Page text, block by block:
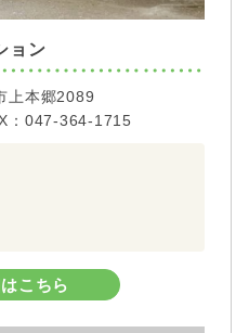
ョン
本郷2089
：047-364-1715
こちら